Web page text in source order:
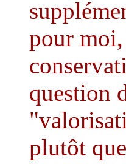
pour moi,
question
plutôt